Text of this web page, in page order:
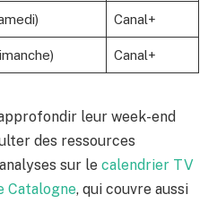
Canal+
Canal+
leur week-end
des ressources
sur le calendrier TV
Catalogne, qui couvre aussi